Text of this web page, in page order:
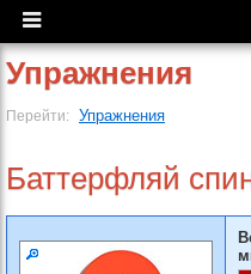
Упражнения
Перейти: Упражнения
Баттерфляй